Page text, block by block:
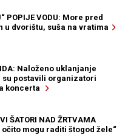
POPIJE VODU: More pred
u dvorištu, suša na vratima
Naloženo uklanjanje
su postavili organizatori
koncerta
ŠATORI NAD ŽRTVAMA
očito mogu raditi štogod žele“